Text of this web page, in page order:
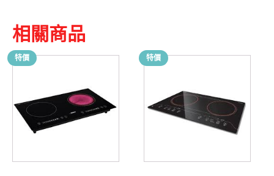
相關商品
特價 特價